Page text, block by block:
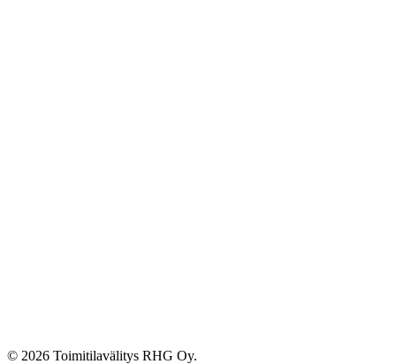
© 2026 Toimitilavälitys RHG Oy.